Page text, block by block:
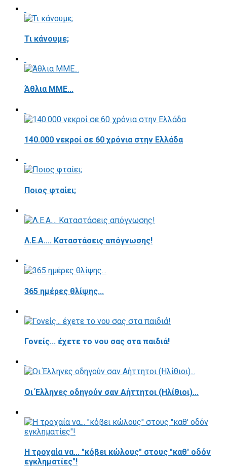
Τι κάνουμε;
Άθλια ΜΜΕ...
140.000 νεκροί σε 60 χρόνια στην Ελλάδα
Ποιος φταίει;
Λ.Ε.Α.... Καταστάσεις απόγνωσης!
365 ημέρες θλίψης...
Γονείς... έχετε το νου σας στα παιδιά!
Οι Έλληνες οδηγούν σαν Αήττητοι (Ηλίθιοι)...
Η τροχαία να... "κόβει κώλους" στους "καθ' οδόν
εγκληματίες"!